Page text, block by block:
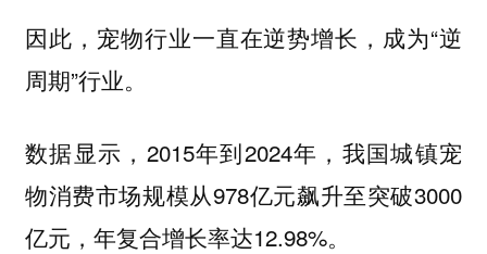
因此，宠物行业一直在逆势增长，成为“逆
周期”行业。
数据显示，2015年到2024年，我国城镇宠
物消费市场规模从978亿元飙升至突破3000
亿元，年复合增长率达12.98%。